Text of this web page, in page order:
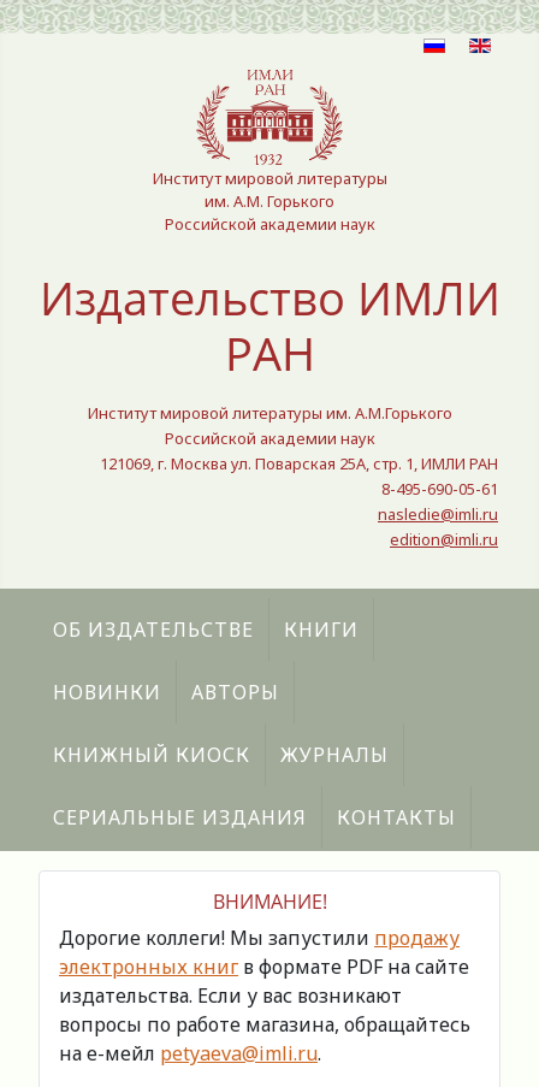
Выберите язык
Институт мировой литературы
им. А.М. Горького
Российской академии наук
Издательство ИМЛИ
РАН
Институт мировой литературы им. А.М.Горького
Российской академии наук
121069, г. Москва ул. Поварская 25A, стр. 1, ИМЛИ РАН
8-495-690-05-61
nasledie@imli.ru
edition@imli.ru
ОБ ИЗДАТЕЛЬСТВЕ КНИГИ
НОВИНКИ АВТОРЫ
КНИЖНЫЙ КИОСК ЖУРНАЛЫ
СЕРИАЛЬНЫЕ ИЗДАНИЯ КОНТАКТЫ
ВНИМАНИЕ!
Дорогие коллеги! Мы запустили продажу
электронных книг в формате PDF на сайте
издательства. Если у вас возникают
вопросы по работе магазина, обращайтесь
на е-мейл petyaeva@imli.ru.